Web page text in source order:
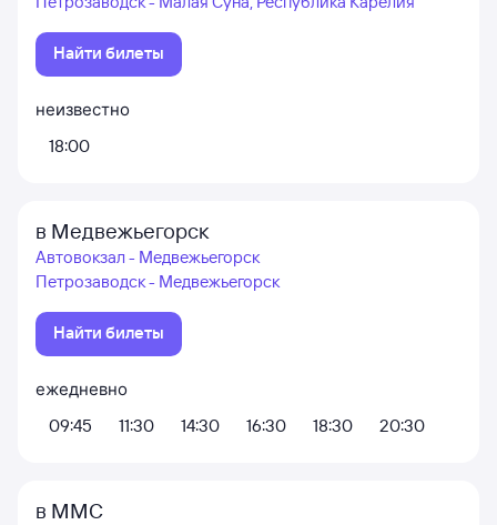
Найти билеты
неизвестно
18:00
в Медвежьегорск
Автовокзал - Медвежьегорск
Петрозаводск - Медвежьегорск
Найти билеты
ежедневно
09:45
11:30 14:30 16:30 18:30 20:30
в ММС